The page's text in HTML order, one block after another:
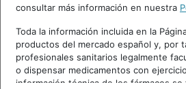
consultar más información en nuestra
Toda la información incluida en la
productos del mercado español y, por
profesionales sanitarios legalmente
o dispensar medicamentos con
información técnica de los fármacos